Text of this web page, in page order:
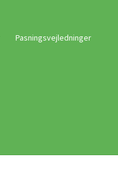
Pasningsvejledninger